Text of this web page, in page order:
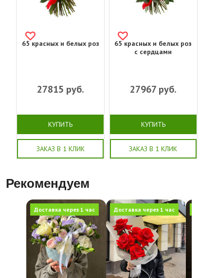
65 красных и белых роз
27815 руб.
КУПИТЬ
ЗАКАЗ В 1 КЛИК
65 красных и белых роз
с сердцами
27967руб.
КУПИТЬ
ЗАКАЗ В 1 КЛИК
Рекомендуем
Доставка через 1 час Доставка через 1 час